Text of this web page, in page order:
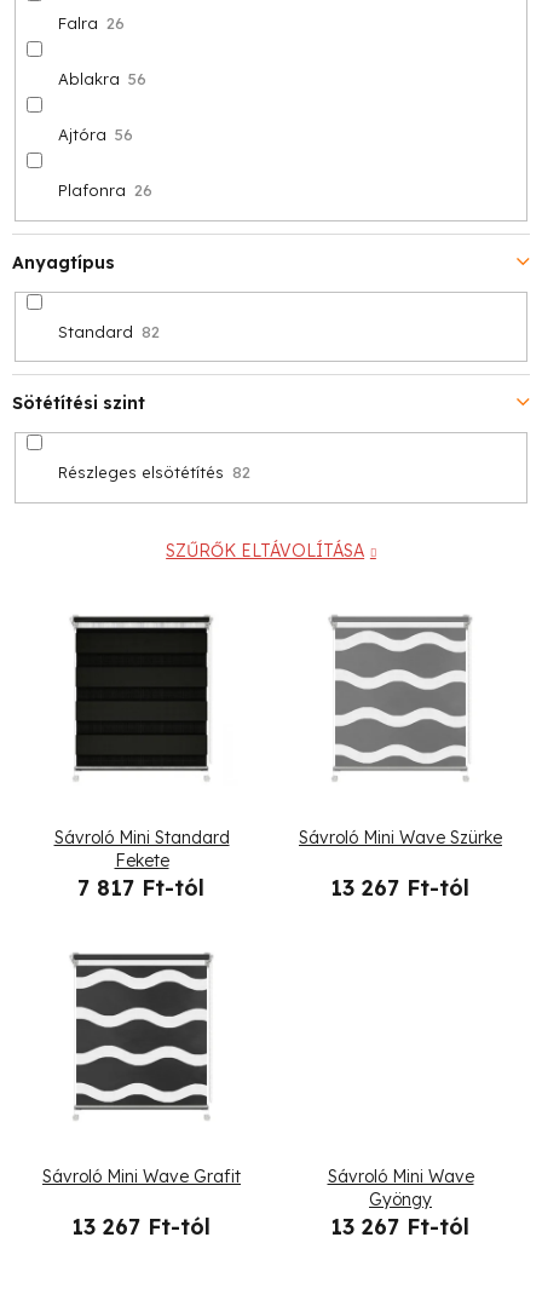
Falra 26
Ablakra 56
Ajtóra 56
Plafonra 26
Anyagtípus
Standard 82
Sötétítési szint
Részleges elsötétítés 82
SZŰRŐK ELTÁVOLÍTÁSA
Sávroló Mini Standard
Fekete
7 817 Ft-tól
Sávroló Mini Wave Szürke
13 267 Ft-tól
Sávroló Mini Wave Grafit
13 267 Ft-tól
Sávroló Mini Wave
Gyöngy
13 267 Ft-tól